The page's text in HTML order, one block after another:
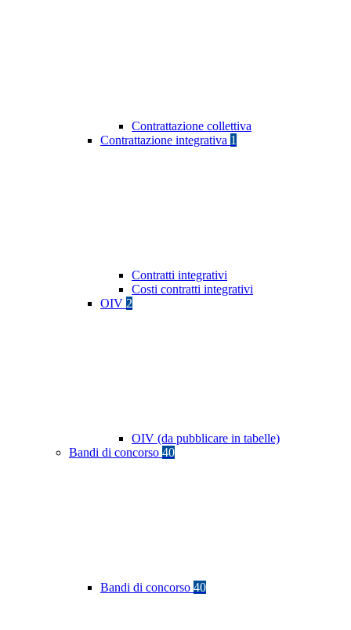
Contrattazione collettiva
Contrattazione integrativa 1
Contratti integrativi
Costi contratti integrativi
OIV 2
OIV (da pubblicare in tabelle)
Bandi di concorso 40
Bandi di concorso 40